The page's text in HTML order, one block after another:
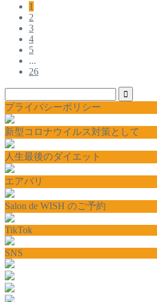
1
2
3
4
5
...
26
プライバシーポリシー
新型コロナウイルス対策として
人生最後のダイエット
エアバリ
Salon de WISH のご予約
TikTok
SNS